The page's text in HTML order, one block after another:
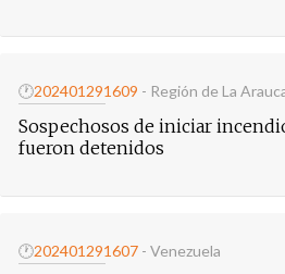
🕐202401291609 - Región de La
Sospechosos de iniciar
fueron detenidos
🕐202401291607 - Venezuela